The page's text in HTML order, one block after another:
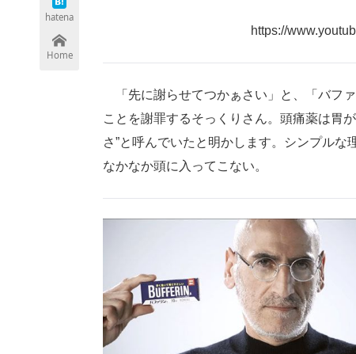
hatena
Home
https://
「先に謝らせてつかぁさい」と、「バフ
ことを謝罪するそっくりさん。頭痛薬は胃
さ”と呼んでいたと明かします。シンプル
なかなか頭に入ってこない。